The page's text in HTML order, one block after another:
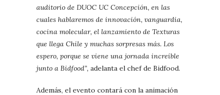
auditorio de DUOC UC Concepción, en las
cuales hablaremos de innovación, vanguardia,
cocina molecular, el lanzamiento de Texturas
que llega Chile y muchas sorpresas más. Los
espero, porque se viene una jornada increíble
junto a Bidfood”, adelanta el chef de Bidfood.
Además, el evento contará con la animación